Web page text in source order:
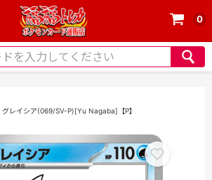
0
グレイシア(069/SV-P)[Yu Nagaba]【P】